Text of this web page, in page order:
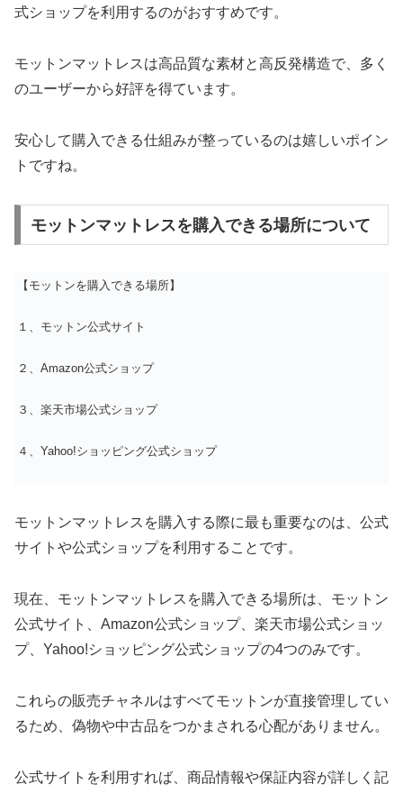
式ショップを利用するのがおすすめです。
モットンマットレスは高品質な素材と高反発構造で、多く
のユーザーから好評を得ています。
安心して購入できる仕組みが整っているのは嬉しいポイン
トですね。
モットンマットレスを購入できる場所について
【モットンを購入できる場所】
１、モットン公式サイト
２、Amazon公式ショップ
３、楽天市場公式ショップ
４、Yahoo!ショッピング公式ショップ
モットンマットレスを購入する際に最も重要なのは、公式
サイトや公式ショップを利用することです。
現在、モットンマットレスを購入できる場所は、モットン
公式サイト、Amazon公式ショップ、楽天市場公式ショッ
プ、Yahoo!ショッピング公式ショップの4つのみです。
これらの販売チャネルはすべてモットンが直接管理してい
るため、偽物や中古品をつかまされる心配がありません。
公式サイトを利用すれば、商品情報や保証内容が詳しく記